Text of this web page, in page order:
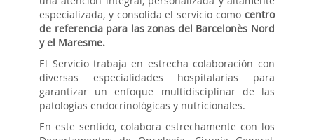
especializada, y consolida el servicio como centro
de referencia para las zonas del Barcelonès Nord
y el Maresme.
El Servicio trabaja en estrecha colaboración con
diversas especialidades hospitalarias para
garantizar un enfoque multidisciplinar de las
patologías endocrinológicas y nutricionales.
En este sentido, colabora estrechamente con los